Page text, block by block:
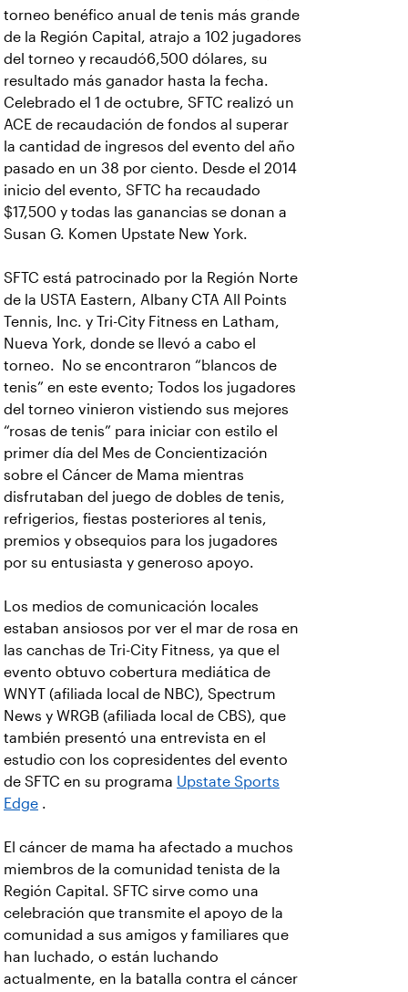
torneo benéfico anual de tenis más grande
de la Región Capital, atrajo a 102 jugadores
del torneo y recaudó6,500 dólares, su
resultado más ganador hasta la fecha.
Celebrado el 1 de octubre, SFTC realizó un
ACE de recaudación de fondos al superar
la cantidad de ingresos del evento del año
pasado en un 38 por ciento. Desde el 2014
inicio del evento, SFTC ha recaudado
$17,500 y todas las ganancias se donan a
Susan G. Komen Upstate New York.
SFTC está patrocinado por la Región Norte
de la USTA Eastern, Albany CTA All Points
Tennis, Inc. y Tri-City Fitness en Latham,
Nueva York, donde se llevó a cabo el
torneo. No se encontraron “blancos de
tenis” en este evento; Todos los jugadores
del torneo vinieron vistiendo sus mejores
“rosas de tenis” para iniciar con estilo el
primer día del Mes de Concientización
sobre el Cáncer de Mama mientras
disfrutaban del juego de dobles de tenis,
refrigerios, fiestas posteriores al tenis,
premios y obsequios para los jugadores
por su entusiasta y generoso apoyo.
Los medios de comunicación locales
estaban ansiosos por ver el mar de rosa en
las canchas de Tri-City Fitness, ya que el
evento obtuvo cobertura mediática de
WNYT (afiliada local de NBC), Spectrum
News y WRGB (afiliada local de CBS), que
también presentó una entrevista en el
estudio con los copresidentes del evento
de SFTC en su programa Upstate Sports
Edge .
El cáncer de mama ha afectado a muchos
miembros de la comunidad tenista de la
Región Capital. SFTC sirve como una
celebración que transmite el apoyo de la
comunidad a sus amigos y familiares que
han luchado, o están luchando
actualmente, en la batalla contra el cáncer